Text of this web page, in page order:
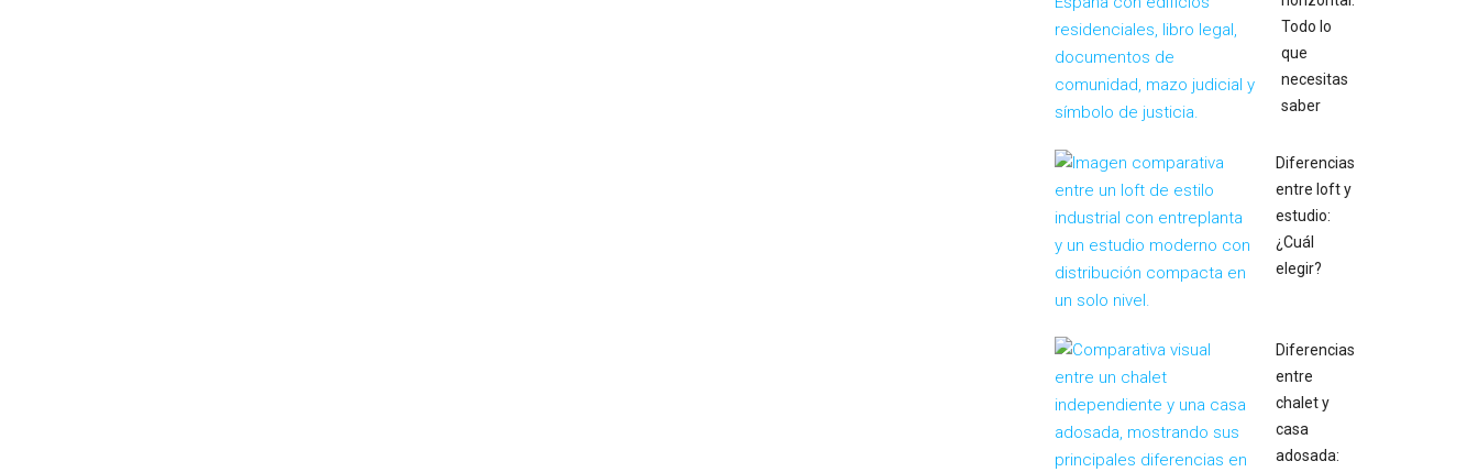
Todo lo
que
necesitas
saber
Diferencias
entre loft y
estudio:
¿Cuál
elegir?
Diferencias
entre
chalet y
casa
adosada: